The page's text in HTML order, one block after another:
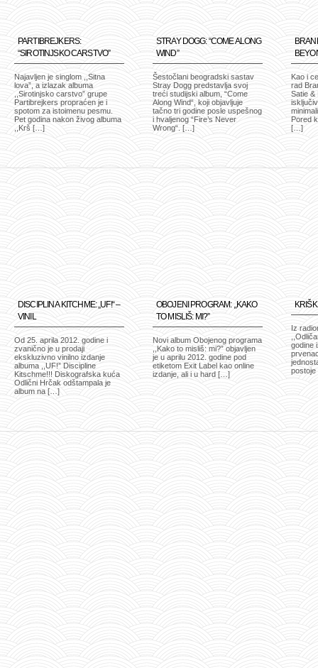
PARTIBREJKERS:
“SIROTINJSKO CARSTVO”
Najavljen je singlom ,,Sitna
lova”, a izlazak albuma
,,Sirotinjsko carstvo” grupe
Partibrejkers propraćen je i
spotom za istoimenu pesmu.
Pet godina nakon živog albuma
,,Krš […]
STRAY DOGG: “COME ALONG
WIND”
Šestočlani beogradski sastav
Stray Dogg predstavlja svoj
treći studijski album, “Come
Along Wind“, koji objavljuje
tačno tri godine posle uspešnog
i hvaljenog “Fire’s Never
Wrong“. […]
Kao i
rad
Satie &
Pored
[…]
DISCIPLIN A KITCHME: „UF!“ –
VINIL
Od 25. aprila 2012. godine i
zvanično je u prodaji
ekskluzivno vinilno izdanje
albuma ,,UF!” Discipline
Kitschme!!! Diskografska kuća
Odlični Hrčak odštampala je
album na […]
OBOJENI PROGRAM: ,,KAKO
TO MISLIŠ: MI?”
Novi album Obojenog programa
,,Kako to misliš: mi?” objavljen
je u aprilu 2012. godine pod
etiketom Exit Label kao online
izdanje, ali i u hard […]
Iz
godine